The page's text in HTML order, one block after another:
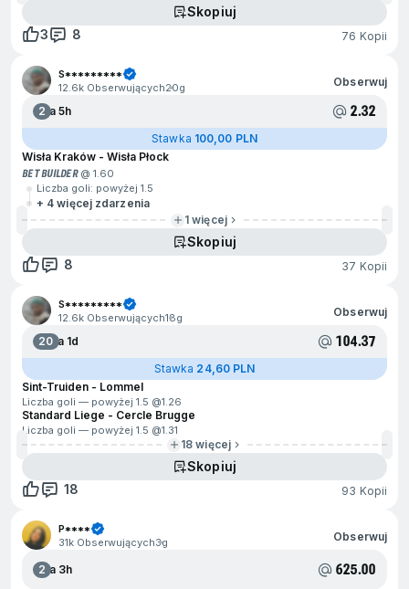
Skopiuj
3
8 76 Kopii
S*********
12.6k Obserwujących20g Obserwuj
2Za 5h 2.32
Stawka 100,00 PLN
Wisła Kraków - Wisła Płock
BET BUILDER@ 1.60
Liczba goli: powyżej 1.5
+ 4 więcej zdarzenia
1 więcej
Skopiuj
8
37 Kopii
S*********
12.6k Obserwujących18g Obserwuj
20Za 1d 104.37
Stawka 24,60 PLN
Sint-Truiden - Lommel
Liczba goli — powyżej 1.5 @1.26
Standard Liege - Cercle Brugge
Liczba goli — powyżej 1.5 @1.31
18 więcej
Skopiuj
18
93 Kopii
P****
31k Obserwujących3g Obserwuj
2Za 3h 625.00